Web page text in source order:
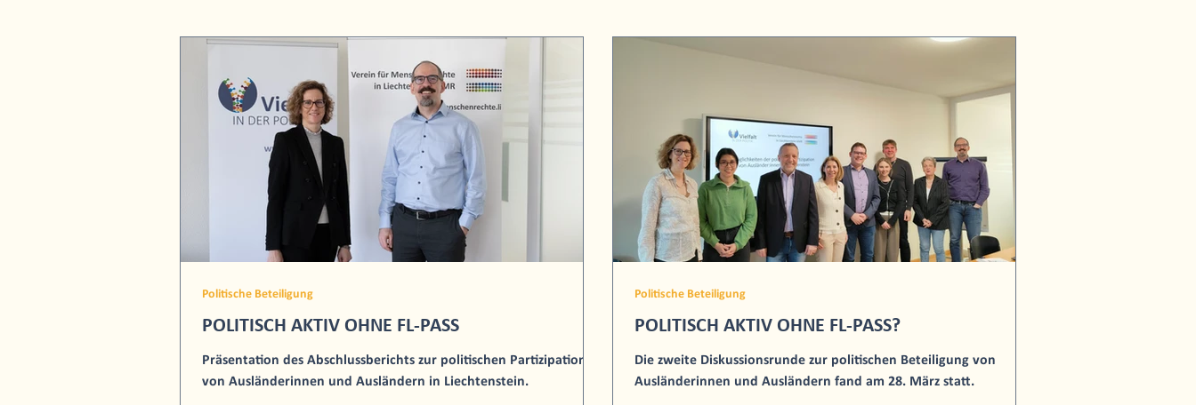
POLITISCH AKTIV OHNE FL-PASS
Präsentation des Abschlussberichts zur politischen Partizipation
von Ausländerinnen und Ausländern in Liechtenstein.
Politische Beteiligung
POLITISCH AKTIV OHNE FL-PASS?
Die zweite Diskussionsrunde zur politischen Beteiligung von
Ausländerinnen und Ausländern fand am 28. März statt.
Politische Beteiligung